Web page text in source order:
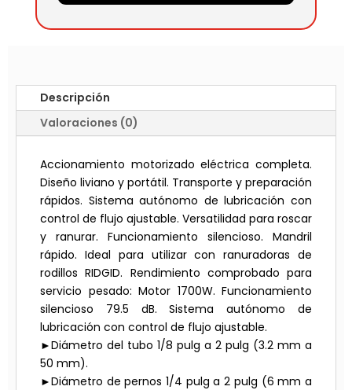
Descripción
Valoraciones (0)
Accionamiento motorizado eléctrica completa.
Diseño liviano y portátil. Transporte y preparación
rápidos. Sistema autónomo de lubricación con
control de flujo ajustable. Versatilidad para roscar
y ranurar. Funcionamiento silencioso. Mandril
rápido. Ideal para utilizar con ranuradoras de
rodillos RIDGID. Rendimiento comprobado para
servicio pesado: Motor 1700W. Funcionamiento
silencioso 79.5 dB. Sistema autónomo de
lubricación con control de flujo ajustable.
►Diámetro del tubo 1/8 pulg a 2 pulg (3.2 mm a
50 mm).
►Diámetro de pernos 1/4 pulg a 2 pulg (6 mm a